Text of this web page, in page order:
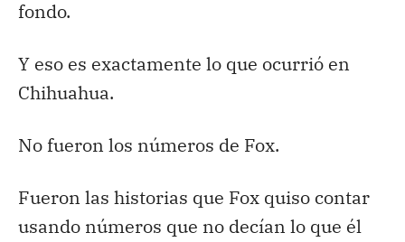
fondo.
Y eso es exactamente lo que ocurrió en
Chihuahua.
No fueron los números de Fox.
Fueron las historias que Fox quiso contar
usando números que no decían lo que él